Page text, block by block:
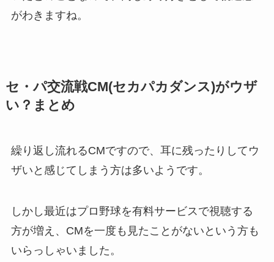
がわきますね。
セ・パ交流戦CM(セカパカダンス)がウザ
い？まとめ
繰り返し流れるCMですので、耳に残ったりしてウ
ザいと感じてしまう方は多いようです。
しかし最近はプロ野球を有料サービスで視聴する
方が増え、CMを一度も見たことがないという方も
いらっしゃいました。